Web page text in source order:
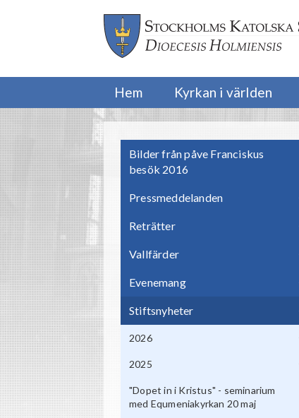
Hem Kyrkan i världen
Bilder från påve Franciskus
besök 2016
Pressmeddelanden
Reträtter
Vallfärder
Evenemang
Stiftsnyheter
2026
2025
"Dopet in i Kristus" - seminarium
med Equmeniakyrkan 20 maj